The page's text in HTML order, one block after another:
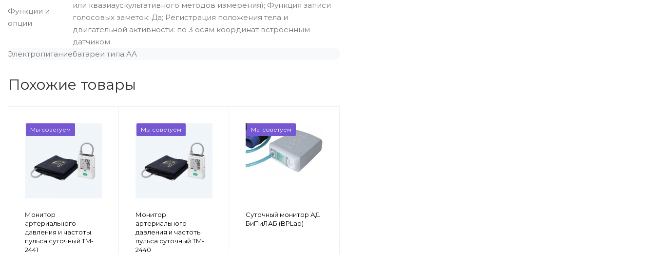
Функции и
опции
или квазиаускультативного методов измерения); Функция записи
голосовых заметок: Да; Регистрация положения тела и
двигательной активности: по 3 осям координат встроенным
датчиком
Электропитаниебатареи типа АА
Похожие товары
Мы советуем
Монитор
артериального
давления и частоты
пульса суточный TM-
2441
Мы советуем
Монитор
артериального
давления и частоты
пульса суточный TM-
2440
Мы советуем
Суточный монитор АД
БиПиЛАБ (BPLab)